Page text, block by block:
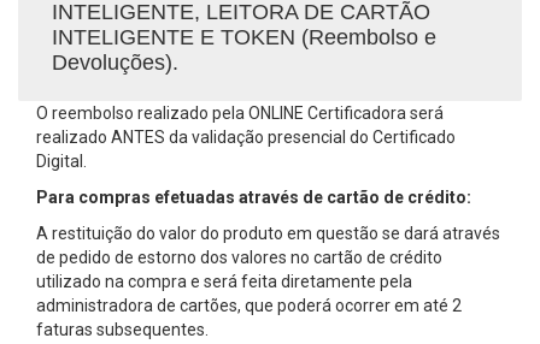
INTELIGENTE, LEITORA DE CARTÃO
INTELIGENTE E TOKEN (Reembolso e
Devoluções).
O reembolso realizado pela ONLINE Certificadora será
realizado ANTES da validação presencial do Certificado
Digital.
Para compras efetuadas através de cartão de crédito:
A restituição do valor do produto em questão se dará através
de pedido de estorno dos valores no cartão de crédito
utilizado na compra e será feita diretamente pela
administradora de cartões, que poderá ocorrer em até 2
faturas subsequentes.